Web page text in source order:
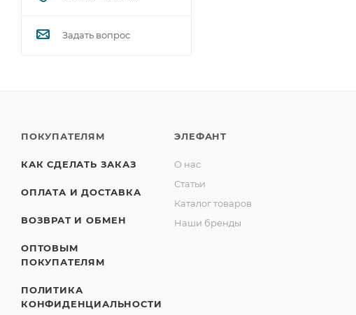
Задать вопрос
ПОКУПАТЕЛЯМ
КАК СДЕЛАТЬ ЗАКАЗ
ОПЛАТА И ДОСТАВКА
ВОЗВРАТ И ОБМЕН
ОПТОВЫМ
ПОКУПАТЕЛЯМ
ПОЛИТИКА
КОНФИДЕНЦИАЛЬНОСТИ
ЭЛЕФАНТ
О нас
Статьи
Каталог товаров
Наши бренды